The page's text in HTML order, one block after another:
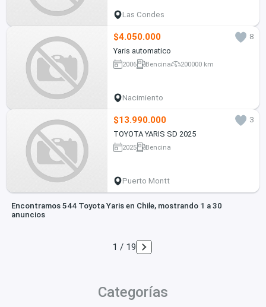
Las Condes
$4.050.000
8
Yaris automatico
2006 Bencina 200000 km
Nacimiento
$13.990.000
3
TOYOTA YARIS SD 2025
2025 Bencina
Puerto Montt
Encontramos 544 Toyota Yaris en Chile, mostrando 1 a 30
anuncios
1 / 19
Categorías